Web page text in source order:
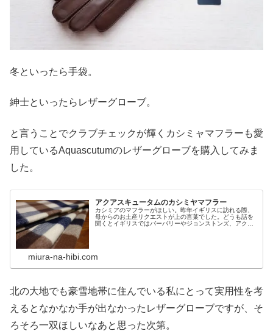
冬といったら手袋。
紳士といったらレザーグローブ。
と言うことでクラブチェックが輝くカシミャマフラーも愛
用しているAquascutumのレザーグローブを購入してみま
した。
アクアスキュータムのカシミヤマフラー
カシミアのマフラーがほしい。昨年イギリスに訪れる際、
母からのお土産リクエストが上の言葉でした。どうも話を
聞くとイギリスではバーバリーやジョンストンズ、アクア
miura-na-hibi.com
北の大地でも豪雪地帯に住んでいる私にとって実用性を考
えるとなかなか手が出なかったレザーグローブですが、そ
ろそろ一双ほしいなあと思った次第。